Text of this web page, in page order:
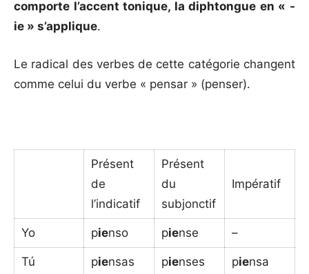
comporte l’accent tonique, la diphtongue en « -
ie » s’applique.
Le radical des verbes de cette catégorie changent
comme celui du verbe « pensar » (penser).
Présent
de
l’indicatif
Présent
du
subjonctif
Impératif
Yo pienso piense –
Tú piensas pienses piensa